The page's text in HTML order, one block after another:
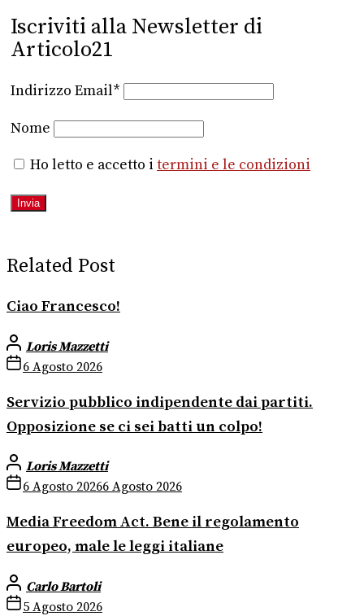
Iscriviti alla Newsletter di
Articolo21
Indirizzo Email*
Nome
Ho letto e accetto i termini e le condizioni
Related Post
Ciao Francesco!
Loris Mazzetti
6 Agosto 2026
Servizio pubblico indipendente dai partiti.
Opposizione se ci sei batti un colpo!
Loris Mazzetti
6 Agosto 20266 Agosto 2026
Media Freedom Act. Bene il regolamento
europeo, male le leggi italiane
Carlo Bartoli
5 Agosto 2026